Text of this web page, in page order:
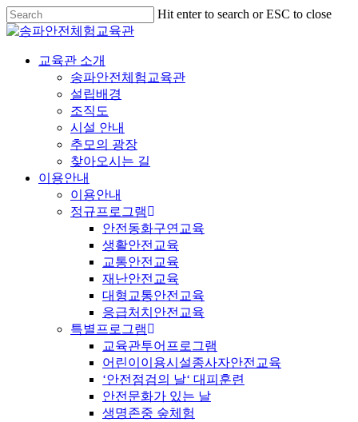
Hit enter to search or ESC to close
교육관 소개
송파안전체험교육관
설립배경
조직도
시설 안내
추모의 광장
찾아오시는 길
이용안내
이용안내
정규프로그램
안전동화구연교육
생활안전교육
교통안전교육
재난안전교육
대형교통안전교육
응급처치안전교육
특별프로그램
교육관투어프로그램
어린이이용시설종사자안전교육
‘안전점검의 날‘ 대피훈련
안전문화가 있는 날
생명존중 숲체험